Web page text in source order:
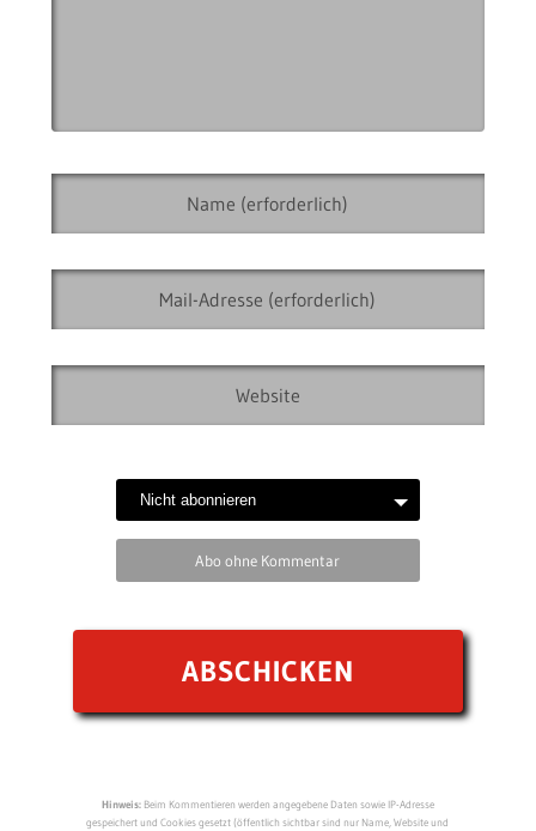
Abo ohne Kommentar
Hinweis:Beim Kommentieren werden angegebene Daten sowie IP-Adresse
gespeichert und Cookies gesetzt (öffentlich sichtbar sind nur Name, Website und